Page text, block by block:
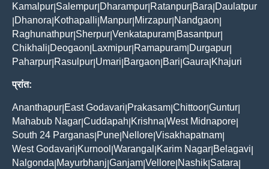
Kamalpur Salempur Dharampur Ratanpur Bara Daulatpur
Dhanora Kothapalli Manpur Mirzapur Nandgaon
Raghunathpur Sherpur Venkatapuram Basantpur
Chikhali Deogaon Laxmipur Ramapuram Durgapur
Paharpur Rasulpur Umari Bargaon Bari Gaura Khajuri
प्रांत:
Ananthapur East Godavari Prakasam Chittoor Guntur
Mahabub Nagar Cuddapah Krishna West Midnapore
South 24 Parganas Pune Nellore Visakhapatnam
West Godavari Kurnool Warangal Karim Nagar Belagavi
Nalgonda Mayurbhanj Ganjam Vellore Nashik Satara